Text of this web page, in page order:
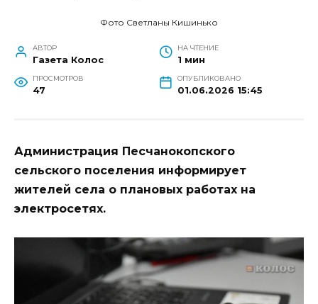
Фото Светланы Кишинько
АВТОР
Газета Колос
НА ЧТЕНИЕ
1 мин
ПРОСМОТРОВ
47
ОПУБЛИКОВАНО
01.06.2026 15:45
Администрация Песчанокопского
сельского поселения информирует
жителей села о плановых работах на
электросетях.